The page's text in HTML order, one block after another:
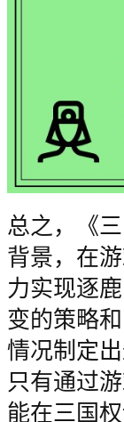
总之，《
背景，在
力实现逐
变的策略
情况制定
只有通过
能在三国